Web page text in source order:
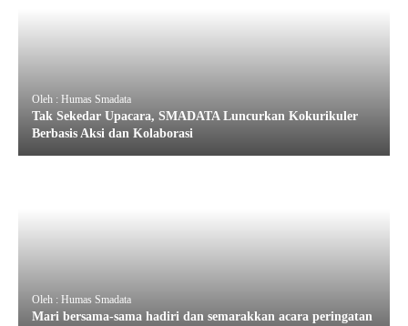
Oleh : Humas Smadata
Tak Sekedar Upacara, SMADATA Luncurkan Kokurikuler
Berbasis Aksi dan Kolaborasi
Oleh : Humas Smadata
Mari bersama-sama hadiri dan semarakkan acara peringatan